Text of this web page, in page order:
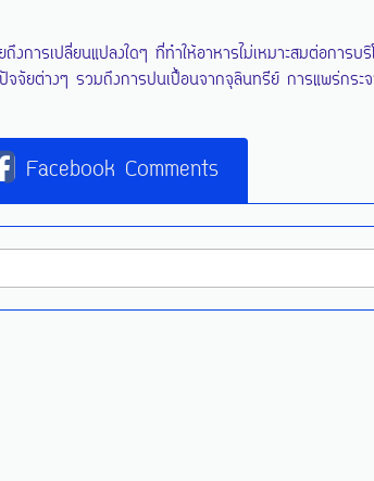
ถึงการเปลี่ยนแปลงใดๆ ที่ทำให้อาหารไม่เหมาะสมต่อการ
จจัยต่างๆ รวมถึงการปนเปื้อนจากจุลินทรีย์ การแพร่กระ
Facebook Comments